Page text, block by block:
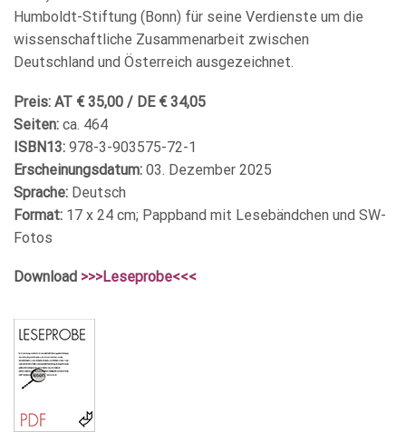
Humboldt-Stiftung (Bonn) für seine Verdienste um die
wissenschaftliche Zusammenarbeit zwischen
Deutschland und Österreich ausgezeichnet.
Preis: AT € 35,00 / DE € 34,05
Seiten: ca. 464
ISBN13: 978-3-903575-72-1
Erscheinungsdatum: 03. Dezember 2025
Sprache: Deutsch
Format: 17 x 24 cm; Pappband mit Lesebändchen und SW-
Fotos
Download >>>Leseprobe<<<